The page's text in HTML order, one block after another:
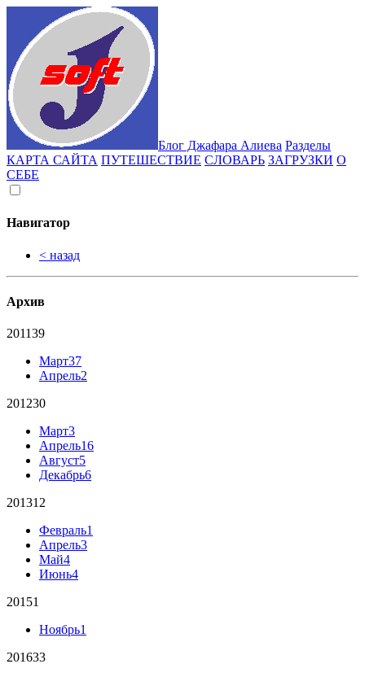
Блог Джафара Алиева Разделы
КАРТА САЙТА ПУТЕШЕСТВИЕ СЛОВАРЬ ЗАГРУЗКИ О
СЕБЕ
Навигатор
< назад
Архив
201139
Март37
Апрель2
201230
Март3
Апрель16
Август5
Декабрь6
201312
Февраль1
Апрель3
Май4
Июнь4
20151
Ноябрь1
201633